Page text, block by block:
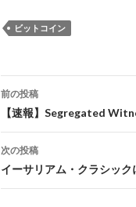
ビットコイン
投
稿
ナ
前の投稿
【速報】Segregated
次の投稿
イーサリアム・クラシック